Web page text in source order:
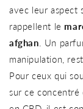
avec leur aspect
rappellent le
afghan . Un
manipulation,
Pour ceux qui
sur ce concentré